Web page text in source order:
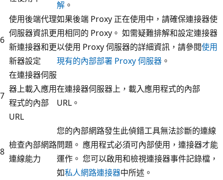
解 。
6
使用後端代理
伺服器資訊更
新連接器和更
新器設定
如果後端 Proxy 正在使用中，請確保連接器使
用相同的 Proxy。 如需疑難排解和設定連接器
以使用 Proxy 伺服器的詳細資訊，請參閱使用
現有的內部部署 Proxy 伺服器 。
7
在連接器伺服
器上載入應用
程式的內部
URL
在連接器伺服器上，載入應用程式的內部
URL。
8
檢查內部網路
連線能力
您的內部網路發生此偵錯工具無法診斷的連線
問題。 應用程式必須可內部使用，連接器才能
運作。 您可以啟用和檢視連接器事件記錄檔，
如私人網路連接器中所述。